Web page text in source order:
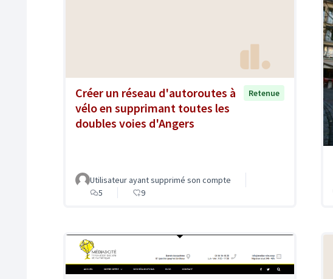
Créer un réseau d'autoroutes à
vélo en supprimant toutes les
doubles voies d'Angers
Retenue
Utilisateur ayant supprimé son compte
5
9